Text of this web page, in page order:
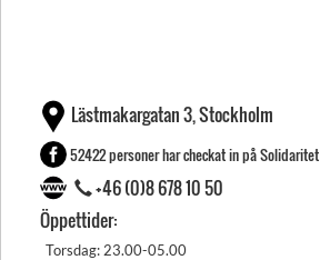
Lästmakargatan 3, Stockholm
52422 personer har checkat in på Solidaritet
+46 (0)8 678 10 50
Öppettider:
Torsdag: 23.00-05.00